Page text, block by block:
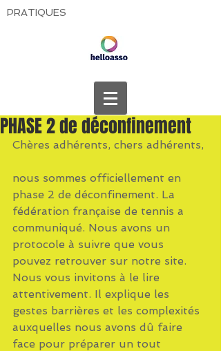
PRATIQUES
PHASE 2 de déconfinement
Chères adhérents, chers adhérents,
nous sommes officiellement en
phase 2 de déconfinement. La
fédération française de tennis a
communiqué. Nous avons un
protocole à suivre que vous
pouvez retrouver sur notre site.
Nous vous invitons à le lire
attentivement. Il explique les
gestes barrières et les complexités
auxquelles nous avons dû faire
face pour préparer un tout